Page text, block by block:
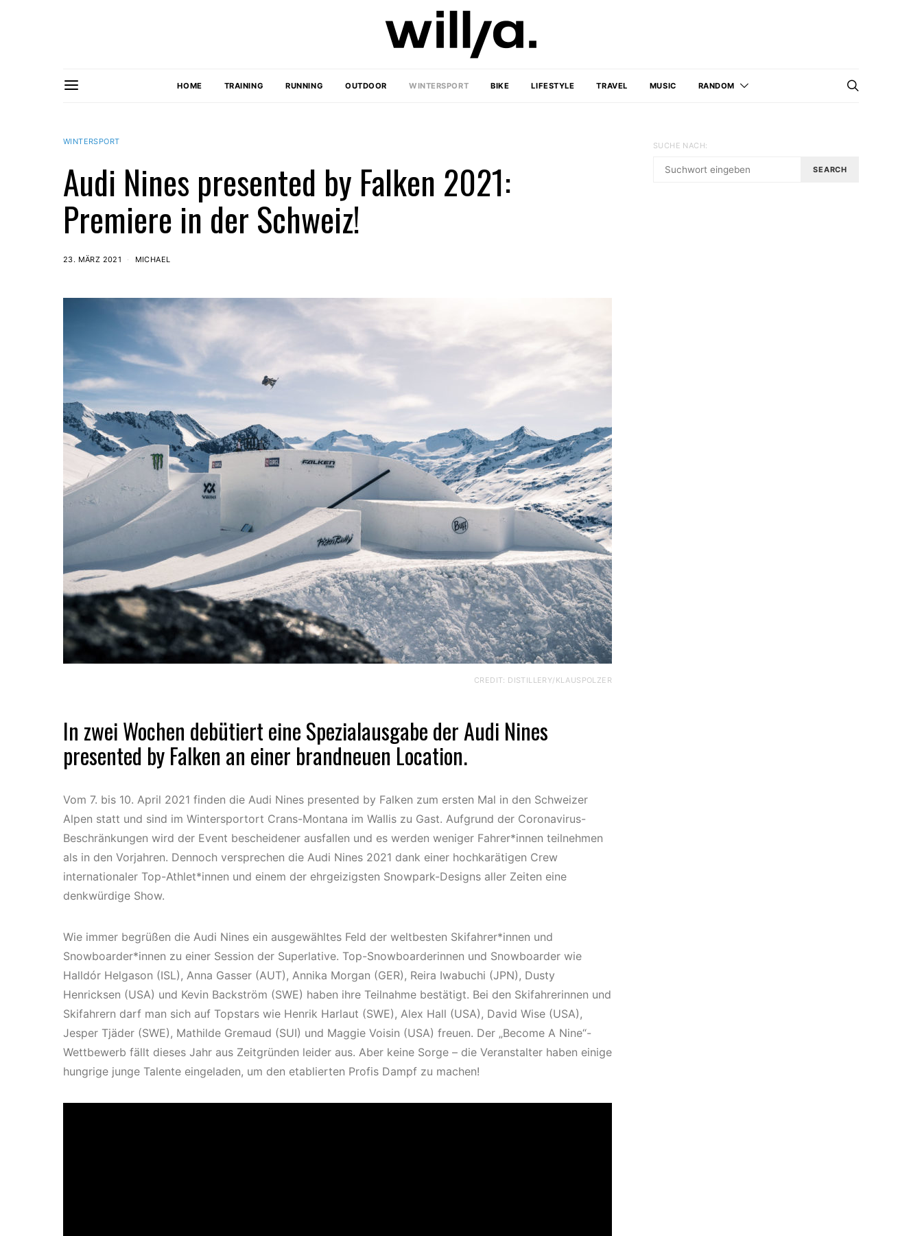
HOME TRAINING RUNNING OUTDOOR WINTERSPORT BIKE LIFESTYLE TRAVEL MUSIC RANDOM
WINTERSPORT
Audi Nines presented by Falken 2021:
Premiere in der Schweiz!
23. MÄRZ 2021 MICHAEL
CREDIT: DISTILLERY/KLAUSPOLZER
In zwei Wochen debütiert eine Spezialausgabe der Audi Nines
presented by Falken an einer brandneuen Location.
Vom 7. bis 10. April 2021 finden die Audi Nines presented by Falken zum ersten Mal in den Schweizer
Alpen statt und sind im Wintersportort Crans-Montana im Wallis zu Gast. Aufgrund der Coronavirus-
Beschränkungen wird der Event bescheidener ausfallen und es werden weniger Fahrer*innen teilnehmen
als in den Vorjahren. Dennoch versprechen die Audi Nines 2021 dank einer hochkarätigen Crew
internationaler Top-Athlet*innen und einem der ehrgeizigsten Snowpark-Designs aller Zeiten eine
denkwürdige Show.
Wie immer begrüßen die Audi Nines ein ausgewähltes Feld der weltbesten Skifahrer*innen und
Snowboarder*innen zu einer Session der Superlative. Top-Snowboarderinnen und Snowboarder wie
Halldór Helgason (ISL), Anna Gasser (AUT), Annika Morgan (GER), Reira Iwabuchi (JPN), Dusty
Henricksen (USA) und Kevin Backström (SWE) haben ihre Teilnahme bestätigt. Bei den Skifahrerinnen und
Skifahrern darf man sich auf Topstars wie Henrik Harlaut (SWE), Alex Hall (USA), David Wise (USA),
Jesper Tjäder (SWE), Mathilde Gremaud (SUI) und Maggie Voisin (USA) freuen. Der „Become A Nine“-
Wettbewerb fällt dieses Jahr aus Zeitgründen leider aus. Aber keine Sorge – die Veranstalter haben einige
hungrige junge Talente eingeladen, um den etablierten Profis Dampf zu machen!
SUCHE NACH:
SEARCH